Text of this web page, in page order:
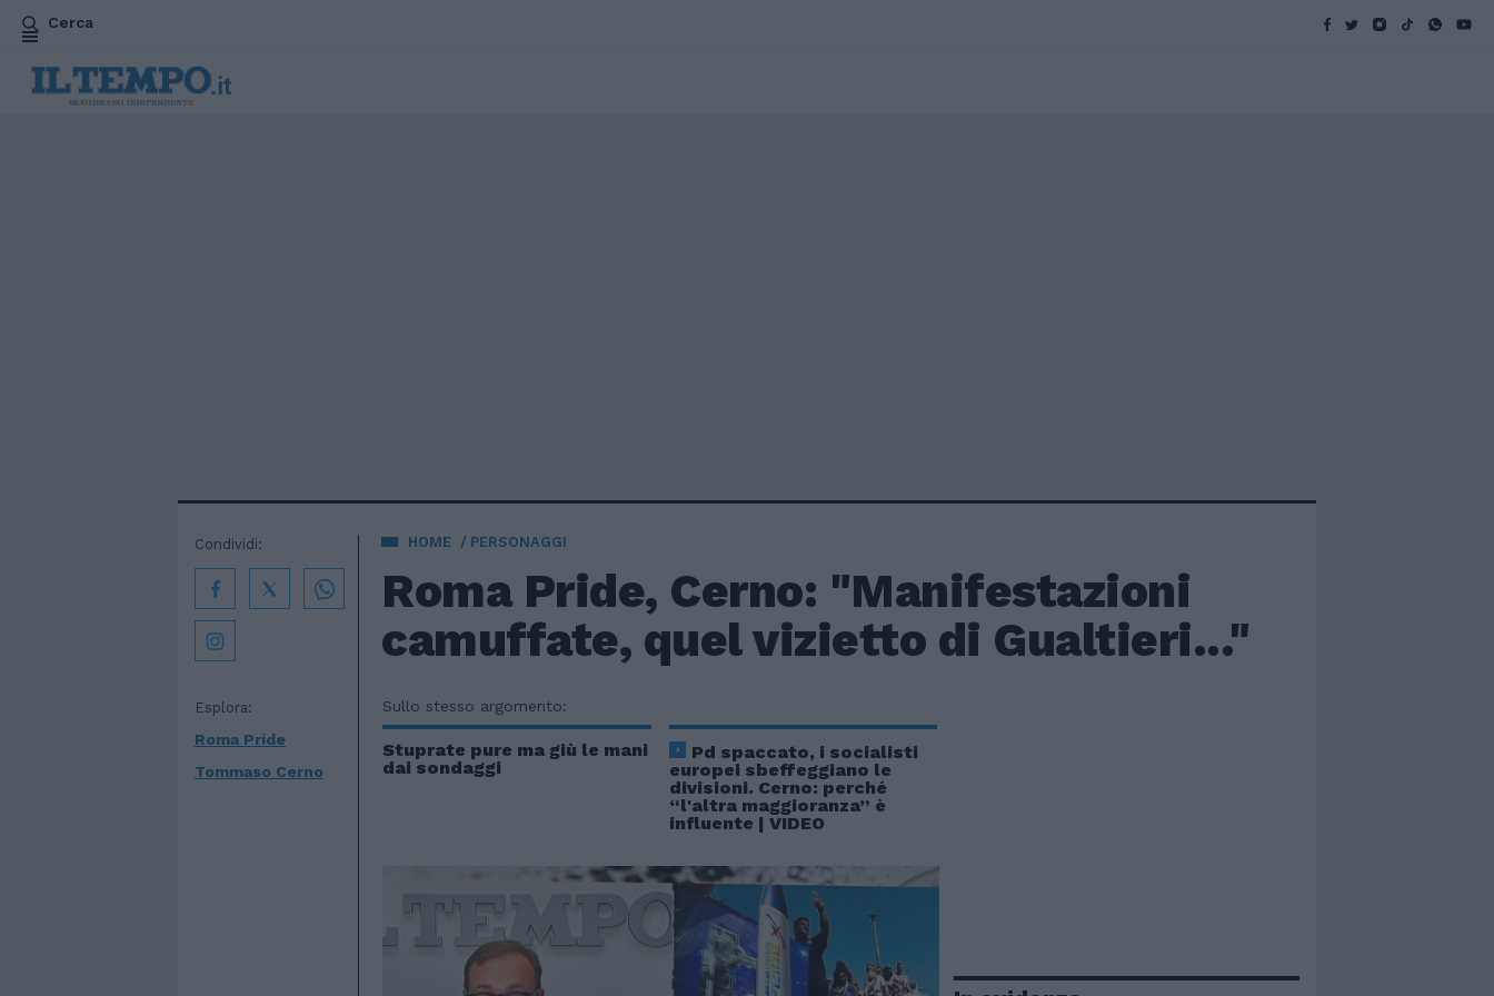
Cerca
HOME PERSONAGGI
Roma Pride, Cerno: "Manifestazioni
camuffate, quel vizietto di Gualtieri..."
Esplora:
Roma Pride
Tommaso Cerno
Condividi:
Sullo stesso argomento:
Stuprate pure ma giù le mani
dai sondaggi
Pd spaccato, i socialisti
europei sbeffeggiano le
divisioni. Cerno: perché
“l'altra maggioranza” è
influente | VIDEO